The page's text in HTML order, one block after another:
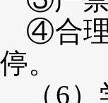
④合
停。
（ 6）